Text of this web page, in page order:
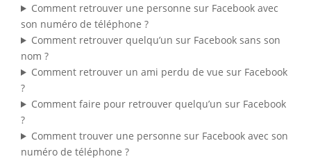
Comment retrouver une personne sur Facebook avec
son numéro de téléphone ?
Comment retrouver quelqu’un sur Facebook sans son
nom ?
Comment retrouver un ami perdu de vue sur Facebook
?
Comment faire pour retrouver quelqu’un sur Facebook
?
Comment trouver une personne sur Facebook avec son
numéro de téléphone ?